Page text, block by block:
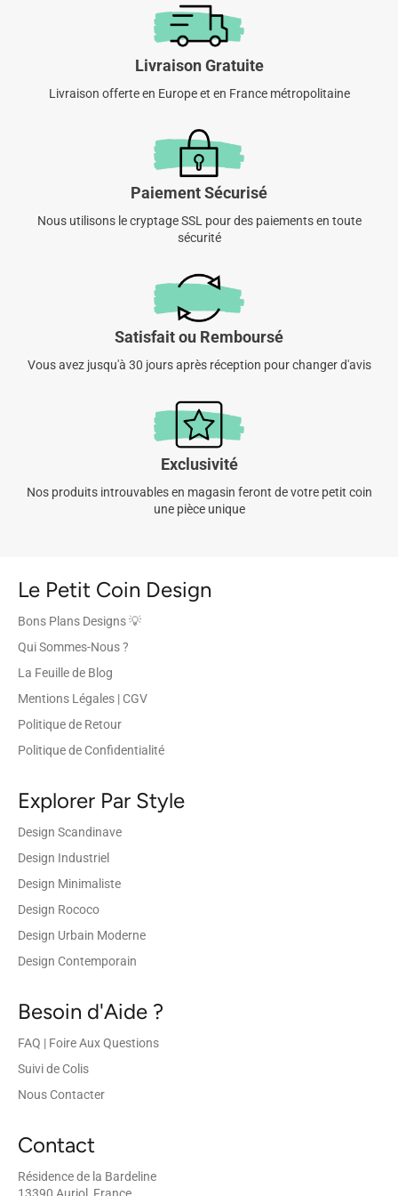
Livraison Gratuite
Livraison offerte en Europe et en France métropolitaine
Paiement Sécurisé
Nous utilisons le cryptage SSL pour des paiements en toute
sécurité
Satisfait ou Remboursé
Vous avez jusqu'à 30 jours après réception pour changer d'avis
Exclusivité
Nos produits introuvables en magasin feront de votre petit coin
une pièce unique
Le Petit Coin Design
Bons Plans Designs 💡
Qui Sommes-Nous ?
La Feuille de Blog
Mentions Légales | CGV
Politique de Retour
Politique de Confidentialité
Explorer Par Style
Design Scandinave
Design Industriel
Design Minimaliste
Design Rococo
Design Urbain Moderne
Design Contemporain
Besoin d'Aide ?
FAQ | Foire Aux Questions
Suivi de Colis
Nous Contacter
Contact
Résidence de la Bardeline
13390 Auriol, France